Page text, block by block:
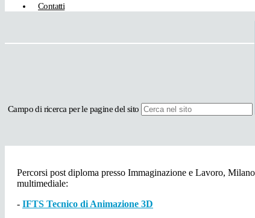
Contatti
Campo di ricerca per le pagine del sito
Percorsi post diploma presso Immaginazione e Lavoro,
multimediale:
- IFTS Tecnico di Animazione 3D